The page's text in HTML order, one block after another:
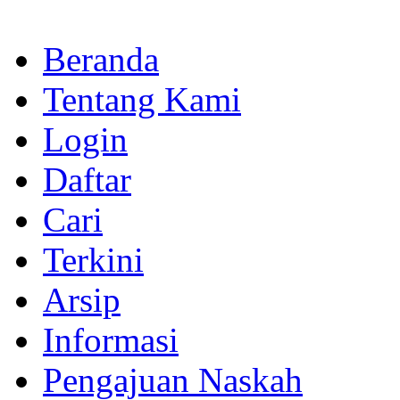
Beranda
Tentang Kami
Login
Daftar
Cari
Terkini
Arsip
Informasi
Pengajuan Naskah